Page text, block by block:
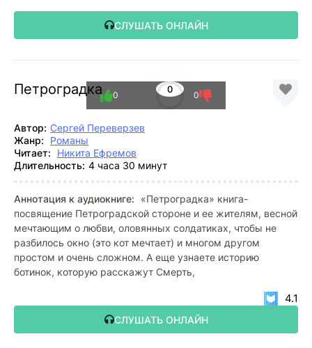
СЛУШАТЬ ОНЛАЙН
Петроградка 0
0 0
Автор: Сергей Переверзев
Жанр:
Романы
Читает:
Никита Ефремов
Длительность: 4 часа 30 минут
Аннотация к аудиокниге:
«Петроградка» книга-
посвящение Петроградской стороне и ее жителям, весной
мечтающим о любви, оловянных солдатиках, чтобы не
разбилось окно (это кот мечтает) и многом другом
простом и очень сложном. А еще узнаете историю
ботинок, которую расскажут Смерть,
СЛУШАТЬ ОНЛАЙН
4.1